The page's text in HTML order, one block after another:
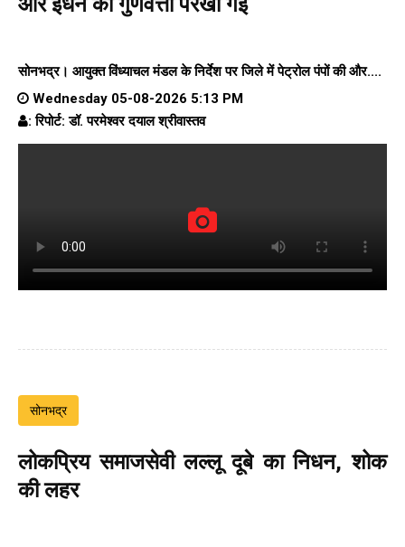
सोनभद्र। आयुक्त विंध्याचल मंडल के निर्देश पर जिले में पेट्रोल पंपों की और....
Wednesday 05-08-2026 5:13 PM
: रिपोर्ट: डॉ. परमेश्वर दयाल श्रीवास्तव
सोनभद्र
लोकप्रिय समाजसेवी लल्लू दूबे का निधन, शोक
की लहर